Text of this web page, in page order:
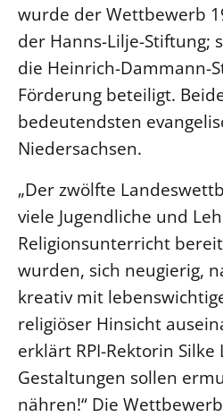
wurde der Wettbewerb
der Hanns-Lilje-Stiftung;
die Heinrich-Dammann-
Förderung beteiligt.
bedeutendsten
Niedersachsen.
„Der zwölfte
viele Jugendliche und
Religionsunterricht
wurden, sich neugierig,
kreativ mit
religiöser Hinsicht
erklärt RPI-Rektorin Silke
Gestaltungen sollen
nähren!“ Die